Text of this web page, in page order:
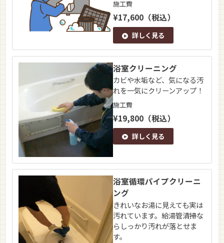
施工費
¥17,600（税込）
詳しく見る
浴室クリーニング
カビや水垢など、気になる汚
れを一気にクリーンアップ！
施工費
¥19,800（税込）
詳しく見る
浴室循環パイプクリーニ
ング
きれいなお湯に見えても実は
汚れています。給湯管清掃な
らしっかり汚れが落とせま
す。